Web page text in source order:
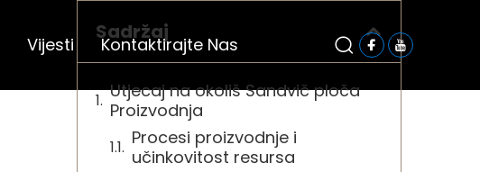
Vijesti Kontaktirajte Nas
Sadržaj
Utjecaj na okoliš Sandvič ploča
Proizvodnja
Procesi proizvodnje i
učinkovitost resursa